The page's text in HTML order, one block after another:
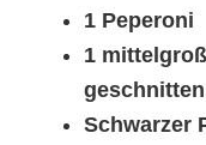
1 Peperoni
1
geschnitten
Schwarzer